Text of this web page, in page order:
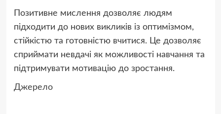
Позитивне мислення дозволяє людям
підходити до нових викликів із оптимізмом,
стійкістю та готовністю вчитися. Це дозволяє
сприймати невдачі як можливості навчання та
підтримувати мотивацію до зростання.
Джерело